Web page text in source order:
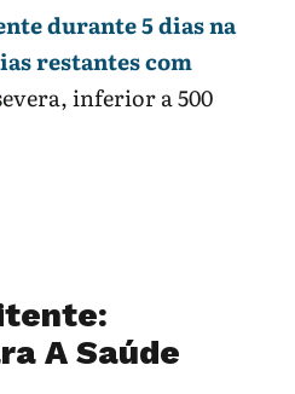
durante 5 dias na
restantes com
inferior a 500
A Saúde